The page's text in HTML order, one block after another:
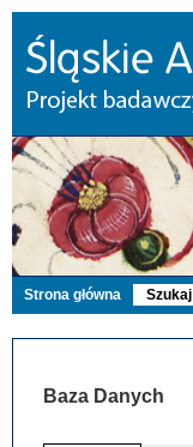
Strona główna Szukaj
Baza Danych